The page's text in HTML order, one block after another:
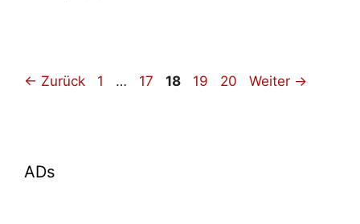
← Zurück Seite
1 … Seite
17 Seite
18 Seite
19 Seite
20 Weiter →
ADs